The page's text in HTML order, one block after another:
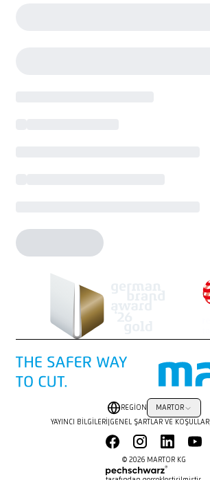
© 2026 MARTOR KG
REGION MARTOR
YAYINCI BILGILERI GENEL ŞARTLAR VE KOŞULLAR|